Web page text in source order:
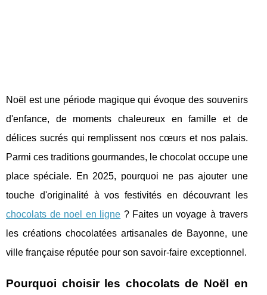
Noël est une période magique qui évoque des souvenirs
d'enfance, de moments chaleureux en famille et de
délices sucrés qui remplissent nos cœurs et nos palais.
Parmi ces traditions gourmandes, le chocolat occupe une
place spéciale. En 2025, pourquoi ne pas ajouter une
touche d'originalité à vos festivités en découvrant les
chocolats de noel en ligne ? Faites un voyage à travers
les créations chocolatées artisanales de Bayonne, une
ville française réputée pour son savoir-faire exceptionnel.
Pourquoi choisir les chocolats de Noël en